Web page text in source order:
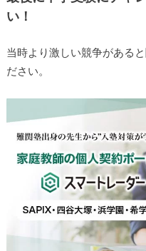
い！
当時より激しい競争がある
ださい。